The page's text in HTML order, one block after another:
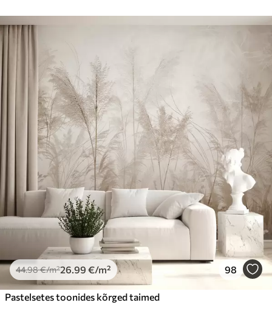
44.98€/m²26 .99 €/m² 98
Pastelsetes toonides kõrged taimed